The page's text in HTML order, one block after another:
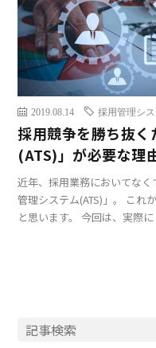
2019.08.14 採用管理シス
採用競争を勝ち抜
(ATS)」が必要な理
近年、採用業務においてな
管理システム(ATS)」。 これ
と思います。 今回は、実際